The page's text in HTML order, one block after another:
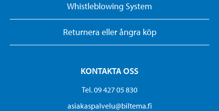
Whistleblowing System
Returnera eller ångra köp
KONTAKTA OSS
Tel. 09 427 05 830
asiakaspalvelu@biltema.fi